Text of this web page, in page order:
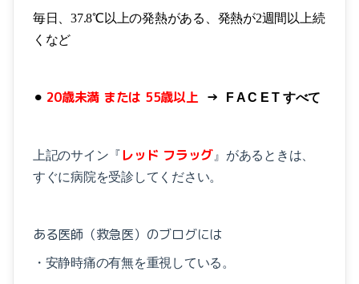
毎日、37.8℃以上の発熱がある、 発熱が2週間以上続
くなど
⚫︎ 20歳未満 または 55歳以上 → F A C E T すべて
上記のサイン『レッド フラッグ 』があるときは、
すぐに病院を受診してください。
ある医師（救急医）のブログには
・安静時痛の有無を重視している。